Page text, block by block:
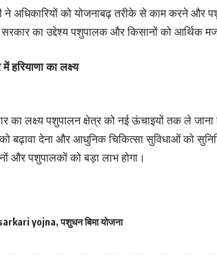
ने अधिकारियों को योजनाबढ़ तरीके से काम करने और
सरकार का उद्देश्य पशुपालक और किसानों को आर्थिक
हरियाणा का लक्ष्य
का लक्ष्य पशुपालन क्षेत्र को नई ऊंचाइयों तक ले
बढ़ावा देना और आधुनिक चिकित्सा सुविधाओं को
और पशुपालकों को बड़ा लाभ होगा।
yojna,पशुधन बिमा योजना